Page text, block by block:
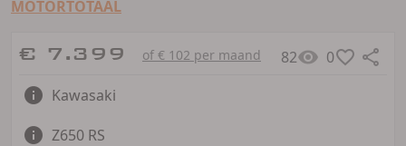
MOTORTOTAAL
€ 7.399 of € 102 per maand 82
0
Kawasaki
Z650 RS